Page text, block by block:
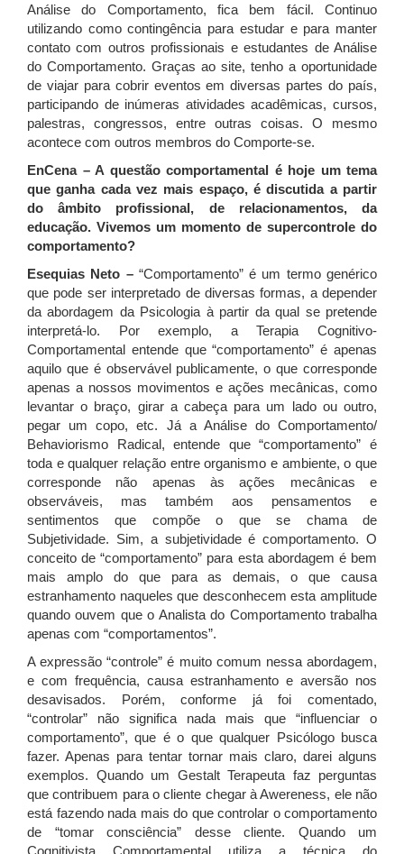
Análise do Comportamento, fica bem fácil. Continuo
utilizando como contingência para estudar e para manter
contato com outros profissionais e estudantes de Análise
do Comportamento. Graças ao site, tenho a oportunidade
de viajar para cobrir eventos em diversas partes do país,
participando de inúmeras atividades acadêmicas, cursos,
palestras, congressos, entre outras coisas. O mesmo
acontece com outros membros do Comporte-se.
EnCena – A questão comportamental é hoje um tema
que ganha cada vez mais espaço, é discutida a partir
do âmbito profissional, de relacionamentos, da
educação. Vivemos um momento de supercontrole do
comportamento?
Esequias Neto –“Comportamento” é um termo genérico
que pode ser interpretado de diversas formas, a depender
da abordagem da Psicologia à partir da qual se pretende
interpretá-lo. Por exemplo, a Terapia Cognitivo-
Comportamental entende que “comportamento” é apenas
aquilo que é observável publicamente, o que corresponde
apenas a nossos movimentos e ações mecânicas, como
levantar o braço, girar a cabeça para um lado ou outro,
pegar um copo, etc. Já a Análise do Comportamento/
Behaviorismo Radical, entende que “comportamento” é
toda e qualquer relação entre organismo e ambiente, o que
corresponde não apenas às ações mecânicas e
observáveis, mas também aos pensamentos e
sentimentos que compõe o que se chama de
Subjetividade. Sim, a subjetividade é comportamento. O
conceito de “comportamento” para esta abordagem é bem
mais amplo do que para as demais, o que causa
estranhamento naqueles que desconhecem esta amplitude
quando ouvem que o Analista do Comportamento trabalha
apenas com “comportamentos”.
A expressão “controle” é muito comum nessa abordagem,
e com frequência, causa estranhamento e aversão nos
desavisados. Porém, conforme já foi comentado,
“controlar” não significa nada mais que “influenciar o
comportamento”, que é o que qualquer Psicólogo busca
fazer. Apenas para tentar tornar mais claro, darei alguns
exemplos. Quando um Gestalt Terapeuta faz perguntas
que contribuem para o cliente chegar à Awereness, ele não
está fazendo nada mais do que controlar o comportamento
de “tomar consciência” desse cliente. Quando um
Cognitivista Comportamental utiliza a técnica do